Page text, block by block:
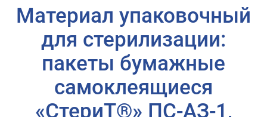
Материал упаковочный
для стерилизации:
пакеты бумажные
самоклеящиеся
«СтериТ®» ПС-АЗ-1,